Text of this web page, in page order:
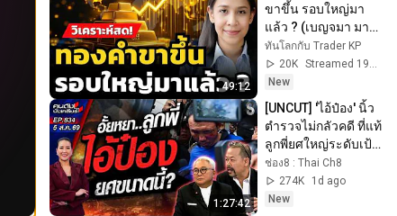
49:12
ขาขึ้น รอบใหญ่มา
แล้ว ? (เบญจมา มา
อินทร์)
ทันโลกกับ Trader KP
20K
Streamed 19h ago
New
1:27:42
[UNCUT] 'ไอ้ป๋อง' นิ้ว
ตำรวจไม่กลัวคดี ที่แท้
ลูกพี่ยศใหญ่ระดับเป้ง!
| คนดังนั่งเคลียร์ | 5
ส.ค. 69
ช่อง8 : Thai Ch8
274K
1d ago
New